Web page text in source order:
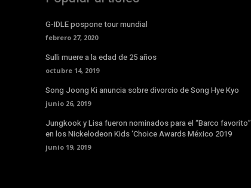
G-IDLE pospone tour mundial
febrero 27, 2020
Sulli muere a la edad de 25 años
octubre 14, 2019
Song Joong Ki anuncia sobre divorcio de Song Hye Kyo
junio 26, 2019
Jungkook y Lisa fueron nominados para el “Barco favorito”
en los Nickelodeon Kids ‘Choice Awards México 2019
junio 19, 2019